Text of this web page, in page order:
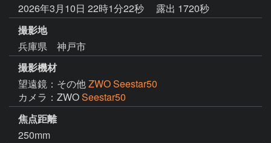
2026年3月10日 22時1分22秒
露出 1720秒
撮影地
兵庫県 神戸市
撮影機材
望遠鏡：その他ZWO Seestar50
カメラ：ZWOSeestar50
焦点距離
250mm